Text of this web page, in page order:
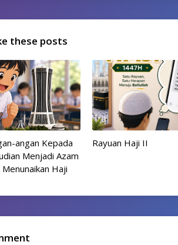
these posts
angan Kepada
Menjadi Azam
Haji
Rayuan Haji II